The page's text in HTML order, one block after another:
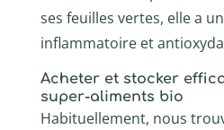
ses feuilles vertes, elle a
inflammatoire et
Acheter et stocker
super-aliments bio
Habituellement, nous